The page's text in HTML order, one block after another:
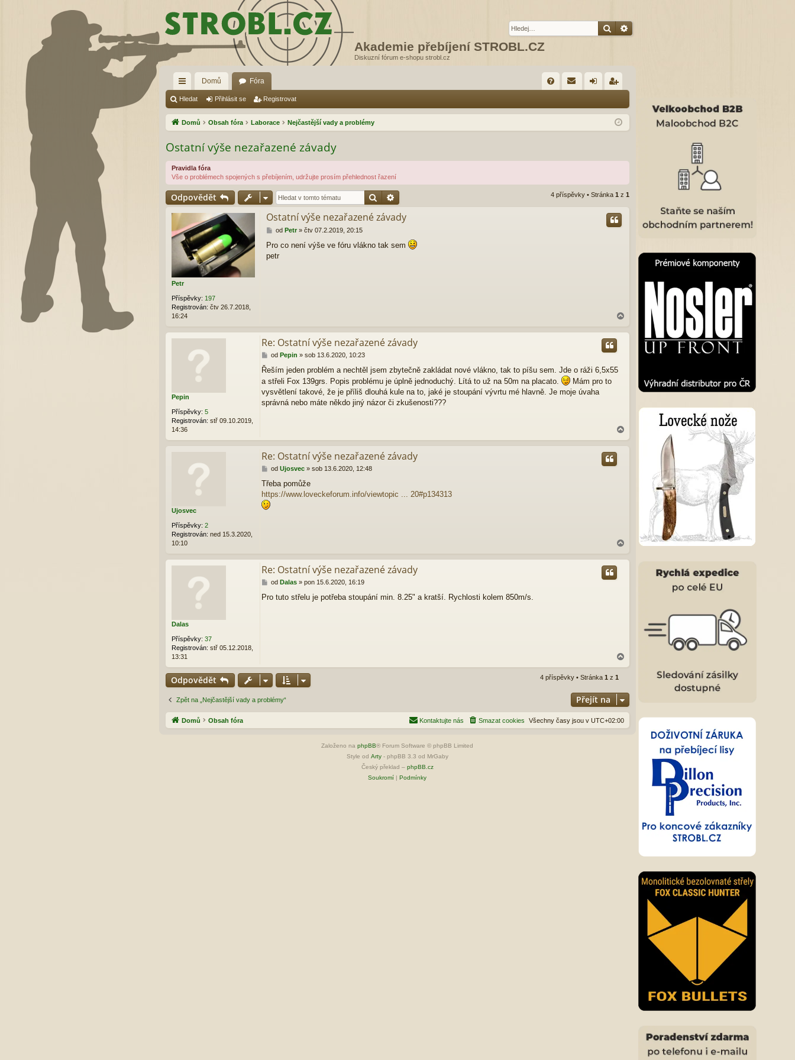
Akademie přebíjení STROBL.CZ
Diskuzní fórum e-shopu strobl.cz
HledatPokročilé hledání
yc
hl
od
ka
Domů Fóra
Q lá ist
Hledat Přihlásit se Registrovat
Domů Obsah fóra Laborace Nejčastější vady a problémy
Ostatní výše nezařazené závady
Pravidla fóra
Vše o problémech spojených s přebíjením, udržujte prosím přehlednost řazení
Odpovědět Hledat 4 příspěvky • Stránka1 z1
Petr
Příspěvky: 197
Registrován: čtv 26.7.2018,
16:24
Ostatní výše nezařazené závady
P
í
s
od Petr» čtv 07.2.2019, 20:15
Pro co není výše ve fóru vlákno tak sem
petr
h
Pepin
Příspěvky: 5
Registrován: stř 09.10.2019,
14:36
Re: Ostatní výše nezařazené závady
P
í
s
p
od Pepin » sob 13.6.2020, 10:23
Řeším jeden problém a nechtěl jsem zbytečně zakládat nové vlákno, tak to píšu sem. Jde o ráži 6,5x55
a střeli Fox 139grs. Popis problému je úplně jednoduchý. Lítá to už na 50m na placato.
Mám pro to
vysvětlení takové, že je příliš dlouhá kule na to, jaké je stoupání vývrtu mé hlavně. Je moje úvaha
správná nebo máte někdo jiný názor či zkušenosti???
a
h
Ujosvec
Příspěvky: 2
Registrován: ned 15.3.2020,
10:10
Re: Ostatní výše nezařazené závady
P
í
s
p
od Ujosvec» sob 13.6.2020, 12:48
Třeba pomůže
https://www.loveckeforum.info/viewtopic ... 20#p134313
h
Dalas
Příspěvky: 37
Registrován: stř 05.12.2018,
13:31
Re: Ostatní výše nezařazené závady
P
í
od Dalas» pon 15.6.2020, 16:19
Pro tuto střelu je potřeba stoupání min. 8.25" a kratší. Rychlosti kolem 850m/s.
a
r
u
Odpovědět 4 příspěvky • Stránka1 z1
Zpět na „Nejčastější vady a problémy“ Přejít na
Domů Obsah fóra Všechny časy jsou vUTC+02:00
Smazat cookies
Kontaktujte nás
Založeno naphpBB® Forum Software © phpBB Limited
Style od Arty- phpBB 3.3 od MrGaby
Český překlad – phpBB.cz
Soukromí |Podmínky